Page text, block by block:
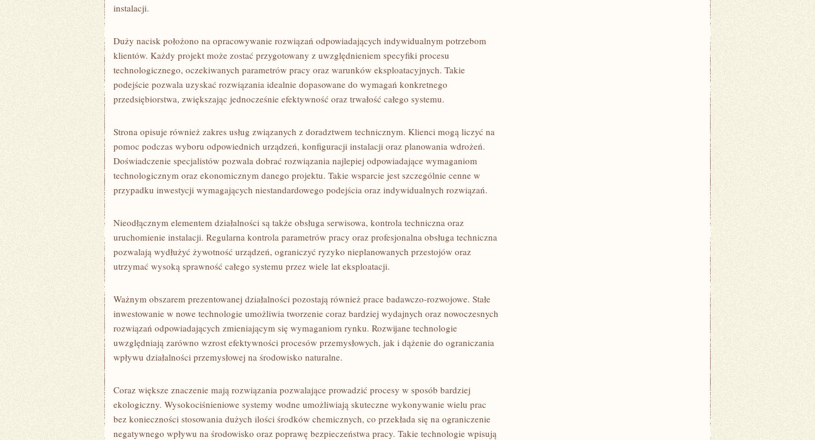
instalacji.
Duży nacisk położono na opracowywanie rozwiązań odpowiadających indywidualnym potrzebom
klientów. Każdy projekt może zostać przygotowany z uwzględnieniem specyfiki procesu
technologicznego, oczekiwanych parametrów pracy oraz warunków eksploatacyjnych. Takie
podejście pozwala uzyskać rozwiązania idealnie dopasowane do wymagań konkretnego
przedsiębiorstwa, zwiększając jednocześnie efektywność oraz trwałość całego systemu.
Strona opisuje również zakres usług związanych z doradztwem technicznym. Klienci mogą liczyć na
pomoc podczas wyboru odpowiednich urządzeń, konfiguracji instalacji oraz planowania wdrożeń.
Doświadczenie specjalistów pozwala dobrać rozwiązania najlepiej odpowiadające wymaganiom
technologicznym oraz ekonomicznym danego projektu. Takie wsparcie jest szczególnie cenne w
przypadku inwestycji wymagających niestandardowego podejścia oraz indywidualnych rozwiązań.
Nieodłącznym elementem działalności są także obsługa serwisowa, kontrola techniczna oraz
uruchomienie instalacji. Regularna kontrola parametrów pracy oraz profesjonalna obsługa techniczna
pozwalają wydłużyć żywotność urządzeń, ograniczyć ryzyko nieplanowanych przestojów oraz
utrzymać wysoką sprawność całego systemu przez wiele lat eksploatacji.
Ważnym obszarem prezentowanej działalności pozostają również prace badawczo-rozwojowe. Stałe
inwestowanie w nowe technologie umożliwia tworzenie coraz bardziej wydajnych oraz nowoczesnych
rozwiązań odpowiadających zmieniającym się wymaganiom rynku. Rozwijane technologie
uwzględniają zarówno wzrost efektywności procesów przemysłowych, jak i dążenie do ograniczania
wpływu działalności przemysłowej na środowisko naturalne.
Coraz większe znaczenie mają rozwiązania pozwalające prowadzić procesy w sposób bardziej
ekologiczny. Wysokociśnieniowe systemy wodne umożliwiają skuteczne wykonywanie wielu prac
bez konieczności stosowania dużych ilości środków chemicznych, co przekłada się na ograniczenie
negatywnego wpływu na środowisko oraz poprawę bezpieczeństwa pracy. Takie technologie wpisują